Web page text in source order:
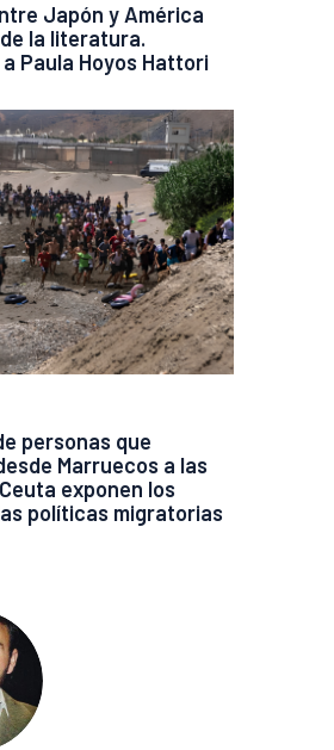
Japón y América
la literatura.
Paula Hoyos Hattori
personas que
Marruecos a las
exponen los
políticas migratorias